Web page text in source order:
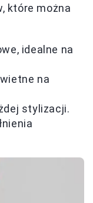
które można
idealne na
na
stylizacji.